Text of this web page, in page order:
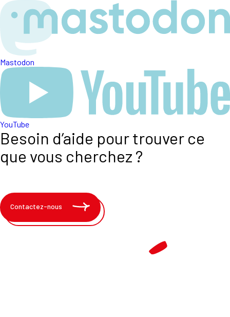
Mastodon
YouTube
Besoin d’aide pour trouver ce
que vous cherchez ?
Contactez-nous